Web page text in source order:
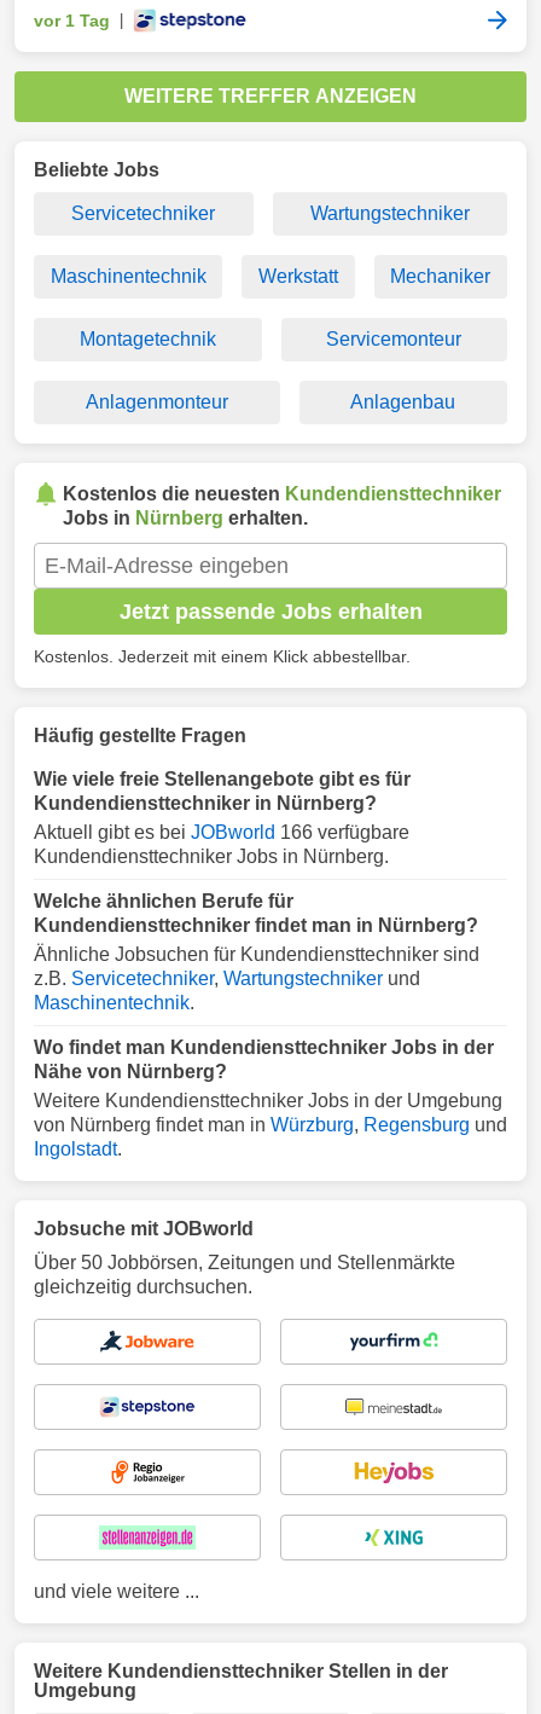
vor 1 Tag
WEITERE TREFFER ANZEIGEN
Beliebte Jobs
Servicetechniker Wartungstechniker
Maschinentechnik Werkstatt Mechaniker
Montagetechnik Servicemonteur
Anlagenmonteur Anlagenbau
Kostenlos die neuesten Kundendiensttechniker
Jobs in Nürnberg erhalten.
Jetzt passende Jobs erhalten
Kostenlos. Jederzeit mit einem Klick abbestellbar.
Häufig gestellte Fragen
Wie viele freie Stellenangebote gibt es für
Kundendiensttechniker in Nürnberg?
Aktuell gibt es bei JOBworld 166 verfügbare
Kundendiensttechniker Jobs in Nürnberg.
Welche ähnlichen Berufe für
Kundendiensttechniker findet man in Nürnberg?
Ähnliche Jobsuchen für Kundendiensttechniker sind
z.B. Servicetechniker, Wartungstechniker und
Maschinentechnik.
Wo findet man Kundendiensttechniker Jobs in der
Nähe von Nürnberg?
Weitere Kundendiensttechniker Jobs in der Umgebung
von Nürnberg findet man in Würzburg, Regensburg und
Ingolstadt.
Jobsuche mit JOBworld
Über 50 Jobbörsen, Zeitungen und Stellenmärkte
gleichzeitig durchsuchen.
und viele weitere ...
Weitere Kundendiensttechniker Stellen in der
Umgebung